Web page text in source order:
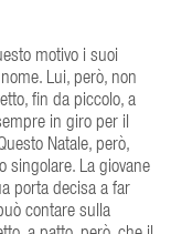
motivo i suoi
Lui, però, non
fin da piccolo, a
in giro per il
Natale, però,
singolare. La giovane
porta decisa a far
contare sulla